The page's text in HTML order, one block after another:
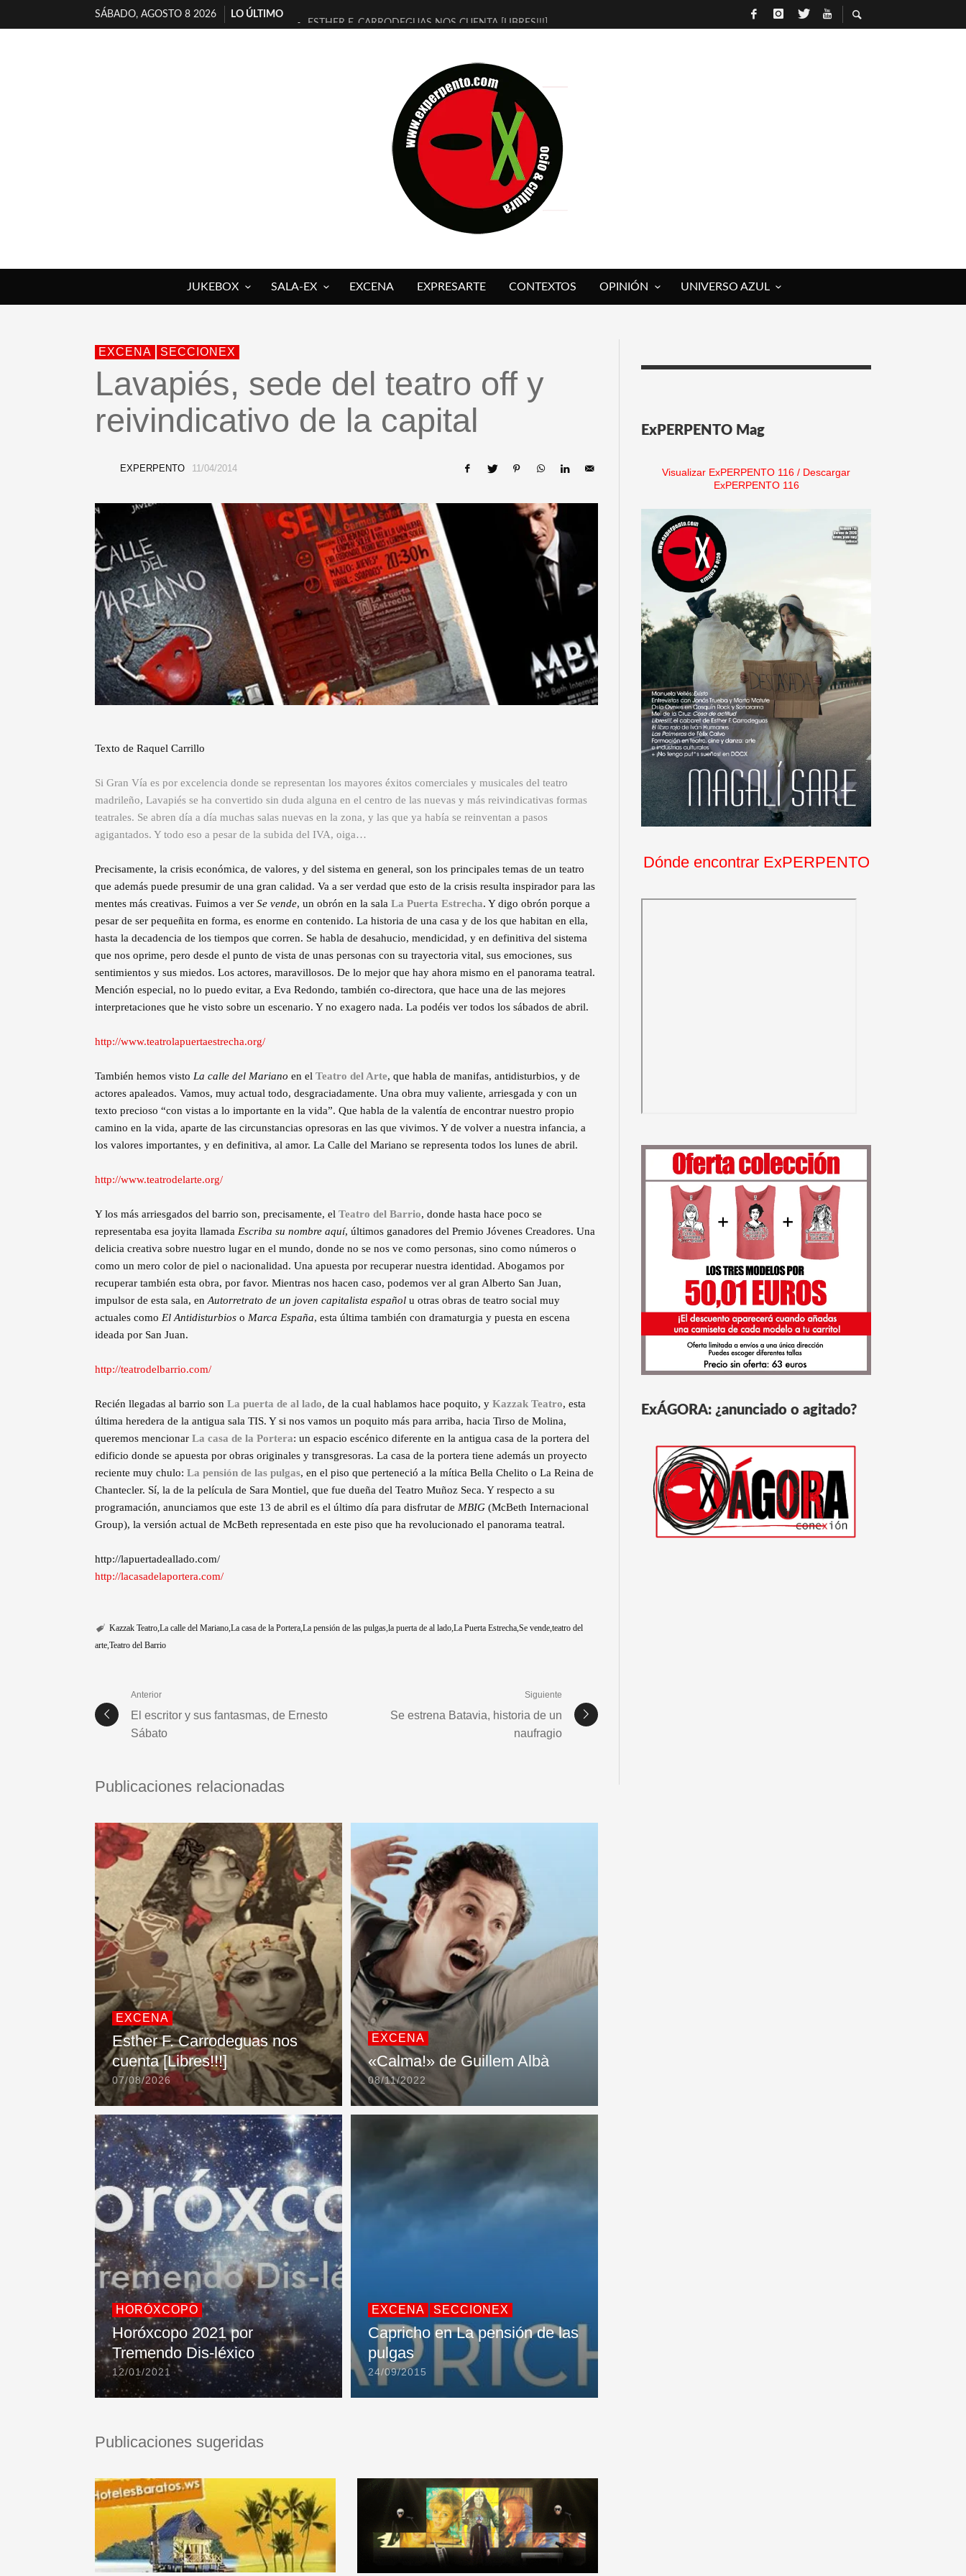
SÁBADO, AGOSTO 8 2026
LO ÚLTIMO
ESTHER F. CARRODEGUAS NOS CUENTA [LIBRES!!!]
[ELECTRA JONDA] DE JUAN GUERRERO ZAMORA
TIMBRE 4, LA ESCUELA DEL DIRECTOR TEATRAL CLAUDIO TOLCACHIR
30 AÑOS (NO ES NADA) DE LA KATARSIS DEL TOMATAZO
MILITARES JUDÍAS EN #EXVITA
D’BALDOMEROS REINVENTAN [BITÁCORA 3.0] EN EXVITA
MARSHALL FLASH PRESENTA EN EXVITA [RELATIVA SENCILLEZ]
JOFRE BARDAGÍ EN EXVITA INTERPRETANDO A SERRAT
JUKEBOX SALA-EX EXCENA EXPRESARTE CONTEXTOS OPINIÓN UNIVERSO AZUL
EXCENA SECCIONEX
Lavapiés, sede del teatro off y
reivindicativo de la capital
EXPERPENTO 11/04/2014
Texto de Raquel Carrillo
Si Gran Vía es por excelencia donde se representan los mayores éxitos comerciales y musicales del teatro
madrileño, Lavapiés se ha convertido sin duda alguna en el centro de las nuevas y más reivindicativas formas
teatrales. Se abren día a día muchas salas nuevas en la zona, y las que ya había se reinventan a pasos
agigantados. Y todo eso a pesar de la subida del IVA, oiga…
Precisamente, la crisis económica, de valores, y del sistema en general, son los principales temas de un teatro
que además puede presumir de una gran calidad. Va a ser verdad que esto de la crisis resulta inspirador para las
mentes más creativas. Fuimos a ver Se vende, un obrón en la sala La Puerta Estrecha. Y digo obrón porque a
pesar de ser pequeñita en forma, es enorme en contenido. La historia de una casa y de los que habitan en ella,
hasta la decadencia de los tiempos que corren. Se habla de desahucio, mendicidad, y en definitiva del sistema
que nos oprime, pero desde el punto de vista de unas personas con su trayectoria vital, sus emociones, sus
sentimientos y sus miedos. Los actores, maravillosos. De lo mejor que hay ahora mismo en el panorama teatral.
Mención especial, no lo puedo evitar, a Eva Redondo, también co-directora, que hace una de las mejores
interpretaciones que he visto sobre un escenario. Y no exagero nada. La podéis ver todos los sábados de abril.
http://www.teatrolapuertaestrecha.org/
También hemos visto La calle del Mariano en el Teatro del Arte, que habla de manifas, antidisturbios, y de
actores apaleados. Vamos, muy actual todo, desgraciadamente. Una obra muy valiente, arriesgada y con un
texto precioso “con vistas a lo importante en la vida”. Que habla de la valentía de encontrar nuestro propio
camino en la vida, aparte de las circunstancias opresoras en las que vivimos. Y de volver a nuestra infancia, a
los valores importantes, y en definitiva, al amor. La Calle del Mariano se representa todos los lunes de abril.
http://www.teatrodelarte.org/
Y los más arriesgados del barrio son, precisamente, el Teatro del Barrio, donde hasta hace poco se
representaba esa joyita llamada Escriba su nombre aquí, últimos ganadores del Premio Jóvenes Creadores. Una
delicia creativa sobre nuestro lugar en el mundo, donde no se nos ve como personas, sino como números o
como un mero color de piel o nacionalidad. Una apuesta por recuperar nuestra identidad. Abogamos por
recuperar también esta obra, por favor. Mientras nos hacen caso, podemos ver al gran Alberto San Juan,
impulsor de esta sala, en Autorretrato de un joven capitalista español u otras obras de teatro social muy
actuales como El Antidisturbios o Marca España, esta última también con dramaturgia y puesta en escena
ideada por San Juan.
http://teatrodelbarrio.com/
Recién llegadas al barrio son La puerta de al lado, de la cual hablamos hace poquito, y Kazzak Teatro, esta
última heredera de la antigua sala TIS. Y si nos vamos un poquito más para arriba, hacia Tirso de Molina,
queremos mencionar La casa de la Portera: un espacio escénico diferente en la antigua casa de la portera del
edificio donde se apuesta por obras originales y transgresoras. La casa de la portera tiene además un proyecto
reciente muy chulo: La pensión de las pulgas, en el piso que perteneció a la mítica Bella Chelito o La Reina de
Chantecler. Sí, la de la película de Sara Montiel, que fue dueña del Teatro Muñoz Seca. Y respecto a su
programación, anunciamos que este 13 de abril es el último día para disfrutar de MBIG (McBeth Internacional
Group), la versión actual de McBeth representada en este piso que ha revolucionado el panorama teatral.
http://lapuertadeallado.com/
http://lacasadelaportera.com/
Kazzak Teatro La calle del Mariano La casa de la Portera La pensión de las pulgas la puerta de al lado La Puerta Estrecha Se vende teatro del
arte Teatro del Barrio
Anterior
El escritor y sus fantasmas, de Ernesto
Sábato
Siguiente
Se estrena Batavia, historia de un
naufragio
Publicaciones relacionadas
EXCENA
Esther F. Carrodeguas nos
cuenta [Libres!!!]
07/08/2026
EXCENA
«Calma!» de Guillem Albà
08/11/2022
HORÓXCOPO
Horóxcopo 2021 por
Tremendo Dis-léxico
12/01/2021
EXCENA SECCIONEX
Capricho en La pensión de las
pulgas
24/09/2015
Publicaciones sugeridas
ExPERPENTO Mag
Visualizar ExPERPENTO 116 / Descargar
ExPERPENTO 116
Dónde encontrar ExPERPENTO
ExÁGORA: ¿anunciado o agitado?